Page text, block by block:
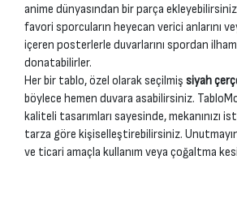
anime dünyasından bir parça
favori sporcuların heyecan verici anlarını
içeren posterlerle duvarlarını spordan
donatabilirler.
Her bir tablo, özel olarak seçilmiş siyah
böylece hemen duvara asabilirsiniz.
kaliteli tasarımları sayesinde, mekanınızı
tarza göre kişiselleştirebilirsiniz.
ve ticari amaçla kullanım veya çoğaltma